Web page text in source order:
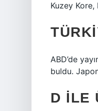
Kuzey
ABD’de
buldu.
D ILE